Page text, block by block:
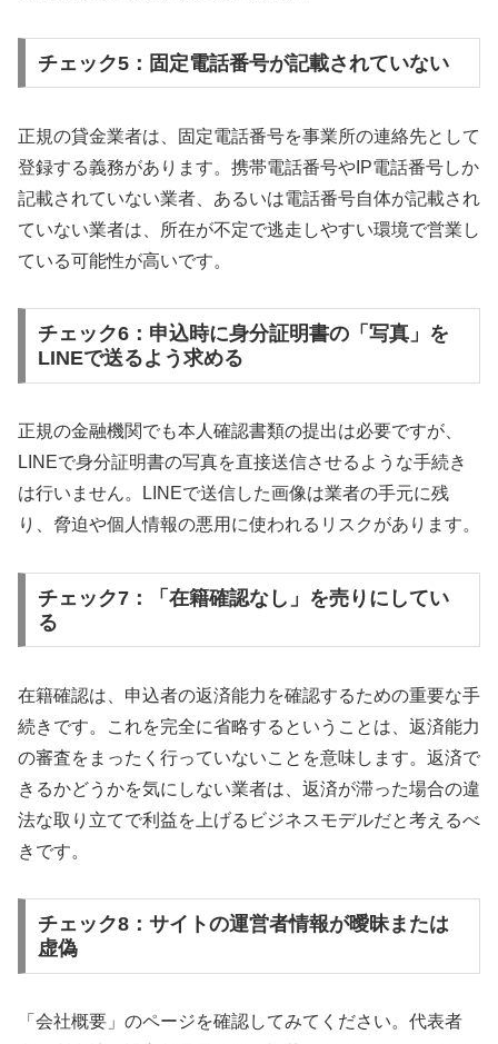
チェック5：固定電話番号が記載されていない
正規の貸金業者は、固定電話番号を事業所の連絡先として
登録する義務があります。携帯電話番号やIP電話番号しか
記載されていない業者、あるいは電話番号自体が記載され
ていない業者は、所在が不定で逃走しやすい環境で営業し
ている可能性が高いです。
チェック6：申込時に身分証明書の「写真」を
LINEで送るよう求める
正規の金融機関でも本人確認書類の提出は必要ですが、
LINEで身分証明書の写真を直接送信させるような手続き
は行いません。LINEで送信した画像は業者の手元に残
り、脅迫や個人情報の悪用に使われるリスクがあります。
チェック7：「在籍確認なし」を売りにしてい
る
在籍確認は、申込者の返済能力を確認するための重要な手
続きです。これを完全に省略するということは、返済能力
の審査をまったく行っていないことを意味します。返済で
きるかどうかを気にしない業者は、返済が滞った場合の違
法な取り立てで利益を上げるビジネスモデルだと考えるべ
きです。
チェック8：サイトの運営者情報が曖昧または
虚偽
「会社概要」のページを確認してみてください。代表者